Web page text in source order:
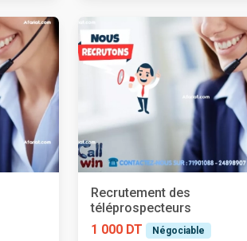
Recrutement des
téléprospecteurs
1 000 DT
Négociable